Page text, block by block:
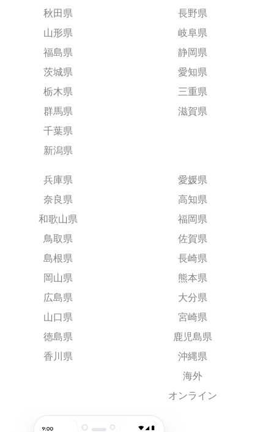
秋田県
山形県
福島県
茨城県
栃木県
群馬県
千葉県
新潟県
長野県
岐阜県
静岡県
愛知県
三重県
滋賀県
兵庫県
奈良県
和歌山県
鳥取県
島根県
岡山県
広島県
山口県
徳島県
香川県
愛媛県
高知県
福岡県
佐賀県
長崎県
熊本県
大分県
宮崎県
鹿児島県
沖縄県
海外
オンライン